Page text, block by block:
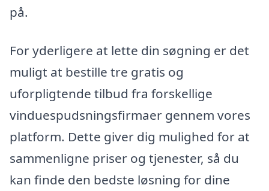
på.
For yderligere at lette din søgning er det
muligt at bestille tre gratis og
uforpligtende tilbud fra forskellige
vinduespudsningsfirmaer gennem vores
platform. Dette giver dig mulighed for at
sammenligne priser og tjenester, så du
kan finde den bedste løsning for dine